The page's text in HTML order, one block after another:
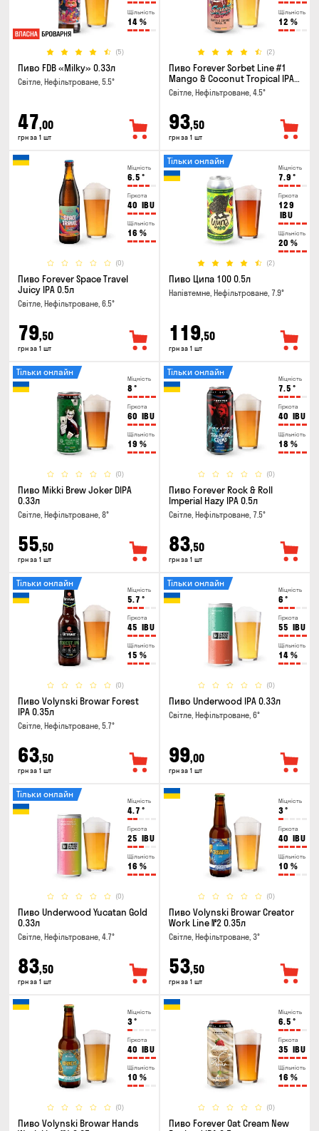
Щільність
14 %
(5)
Пиво FDB «Milky» 0.33л
Світле, Нефільтроване, 5.5°
47,00
грн за 1 шт
Щільність
12 %
(2)
Пиво Forever Sorbet Line #1
Mango & Coconut Tropical IPA
0.5л
Світле, Нефільтроване, 4.5°
93,50
грн за 1 шт
Міцність
6.5 °
Гіркота
40 IBU
Щільність
16 %
(0)
Пиво Forever Space Travel
Juicy IPA 0.5л
Світле, Нефільтроване, 6.5°
79,50
грн за 1 шт
Міцність
7.9 °
Гіркота
129
IBU
Щільність
20 %
(2)
Тільки онлайн
Пиво Ципа 100 0.5л
Напівтемне, Нефільтроване, 7.9°
119,50
грн за 1 шт
Міцність
8 °
Гіркота
60 IBU
Щільність
19 %
(0)
Тільки онлайн
Пиво Mikki Brew Joker DIPA
0.33л
Світле, Нефільтроване, 8°
55,50
грн за 1 шт
Міцність
7.5 °
Гіркота
40 IBU
Щільність
18 %
(0)
Тільки онлайн
Пиво Forever Rock & Roll
Imperial Hazy IPA 0.5л
Світле, Нефільтроване, 7.5°
83,50
грн за 1 шт
Міцність
5.7 °
Гіркота
45 IBU
Щільність
15 %
(0)
Тільки онлайн
Пиво Volynski Browar Forest
IPA 0.35л
Світле, Нефільтроване, 5.7°
63,50
грн за 1 шт
Міцність
6 °
Гіркота
55 IBU
Щільність
14 %
(0)
Тільки онлайн
Пиво Underwood IPA 0.33л
Світле, Нефільтроване, 6°
99,00
грн за 1 шт
Міцність
4.7 °
Гіркота
25 IBU
Щільність
16 %
(0)
Тільки онлайн
Пиво Underwood Yucatan Gold
0.33л
Світле, Нефільтроване, 4.7°
83,50
грн за 1 шт
Міцність
3°
Гіркота
40 IBU
Щільність
10 %
(0)
Пиво Volynski Browar Creator
Work Line №2 0.35л
Світле, Нефільтроване, 3°
53,50
грн за 1 шт
Міцність
3°
Гіркота
40 IBU
Щільність
10 %
(0)
Пиво Volynski Browar Hands
Міцність
6.5 °
Гіркота
35 IBU
Щільність
16 %
(0)
Пиво Forever Oat Cream New